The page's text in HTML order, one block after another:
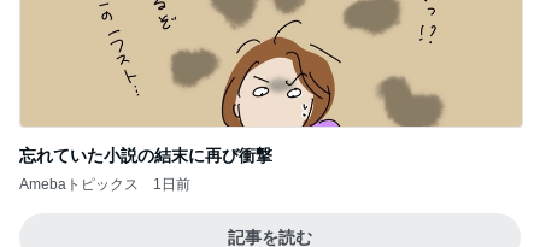
忘れていた小説の結末に再び衝撃
Amebaトピックス 1日前
記事を読む